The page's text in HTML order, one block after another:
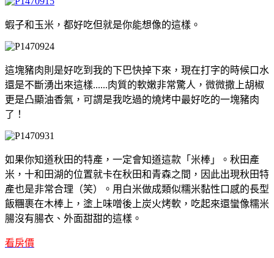
蝦子和玉米，都好吃但就是你能想像的這樣。
這塊豬肉則是好吃到我的下巴快掉下來，現在打字的時候口水
還是不斷湧出來這樣......肉質的軟嫩非常驚人，微微撒上胡椒
更是凸顯油香氣，可謂是我吃過的燒烤中最好吃的一塊豬肉
了！
如果你知道秋田的特產，一定會知道這款「米棒」。秋田產
米，十和田湖的位置就卡在秋田和青森之間，因此出現秋田特
產也是非常合理（笑）。用白米做成類似糯米黏性口感的長型
飯糰裹在木棒上，塗上味噌後上炭火烤軟，吃起來還蠻像糯米
腸沒有腸衣、外面甜甜的這樣。
看房價